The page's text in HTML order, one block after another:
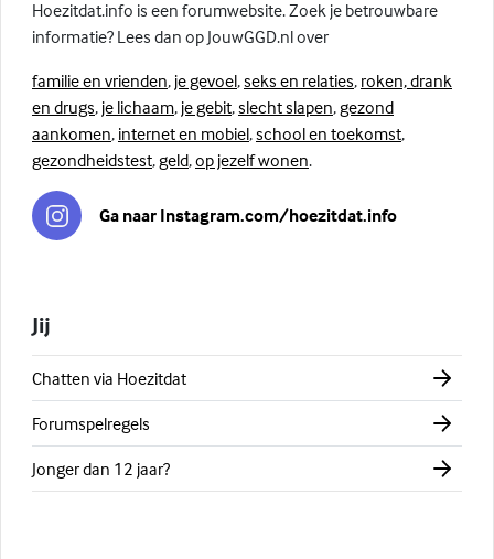
Hoezitdat.info is een forumwebsite. Zoek je betrouwbare
informatie? Lees dan op JouwGGD.nl over
familie en vrienden, je gevoel,seks en relaties, roken, drank
en drugs, je lichaam, je gebit,slecht slapen, gezond
aankomen, internet en mobiel,school en toekomst,
gezondheidstest, geld,op jezelf wonen.
Ga naar Instagram.com/hoezitdat.info
Jij
Chatten via Hoezitdat
Forumspelregels
Jonger dan 12 jaar?